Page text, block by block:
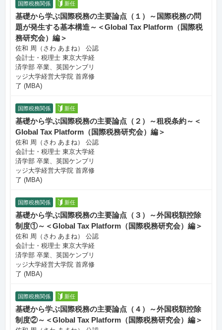
国際税務関係 新任
基礎から学ぶ国際税務の主要論点（１）～国際税務の問
題が発生する基本構造～＜Global Tax Platform（国際税
務研究会）編＞
佐和 周（さわ あまね） 公認
会計士・税理士 東京大学経
済学部 卒業、英国ケンブリ
ッジ大学経営大学院 首席修
了 (MBA)
国際税務関係 新任
基礎から学ぶ国際税務の主要論点（２）～租税条約～＜
Global Tax Platform（国際税務研究会）編＞
佐和 周（さわ あまね） 公認
会計士・税理士 東京大学経
済学部 卒業、英国ケンブリ
ッジ大学経営大学院 首席修
了 (MBA)
国際税務関係 新任
基礎から学ぶ国際税務の主要論点（３）～外国税額控除
制度①～＜Global Tax Platform（国際税務研究会）編＞
佐和 周（さわ あまね） 公認
会計士・税理士 東京大学経
済学部 卒業、英国ケンブリ
ッジ大学経営大学院 首席修
了 (MBA)
国際税務関係 新任
基礎から学ぶ国際税務の主要論点（４）～外国税額控除
制度②～＜Global Tax Platform（国際税務研究会）編＞